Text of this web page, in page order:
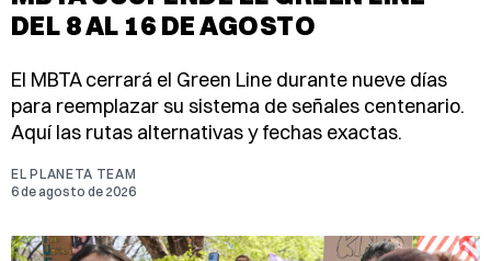
DEL 8 AL 16 DE AGOSTO
El MBTA cerrará el Green Line durante nueve días
para reemplazar su sistema de señales centenario.
Aquí las rutas alternativas y fechas exactas.
EL PLANETA TEAM
6 de agosto de 2026